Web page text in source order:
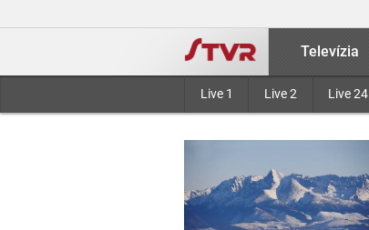
Televízia
Live 1 Live 2 Live 24